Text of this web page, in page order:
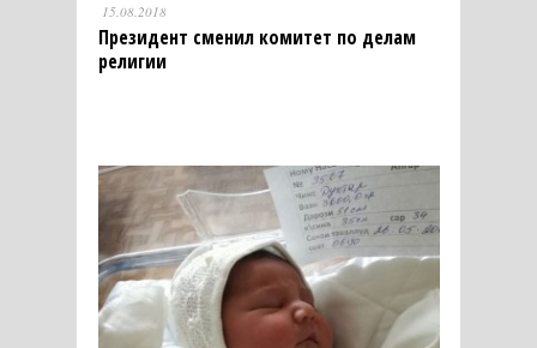
15.08.2018
Президент сменил комитет по делам
религии